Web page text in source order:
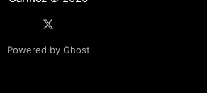
Powered by Ghost